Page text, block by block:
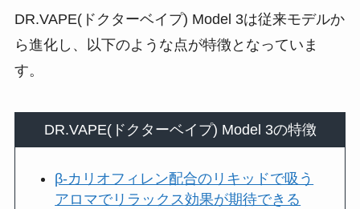
DR.VAPE(ドクターベイプ) Model 3は従来モデルか
ら進化し、以下のような点が特徴となっていま
す。
DR.VAPE(ドクターベイプ) Model 3の特徴
β-カリオフィレン配合のリキッドで吸う
アロマでリラックス効果が期待できる